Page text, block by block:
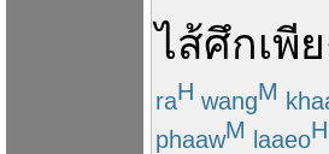
ไส้ศึกเพี
raH wangM
phaawM laaeoH